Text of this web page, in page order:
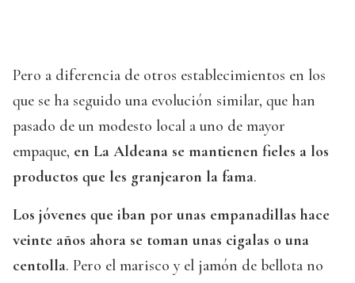
Pero a diferencia de otros establecimientos en los
que se ha seguido una evolución similar, que han
pasado de un modesto local a uno de mayor
empaque, en La Aldeana se mantienen fieles a los
productos que les granjearon la fama.
Los jóvenes que iban por unas empanadillas hace
veinte años ahora se toman unas cigalas o una
centolla. Pero el marisco y el jamón de bellota no